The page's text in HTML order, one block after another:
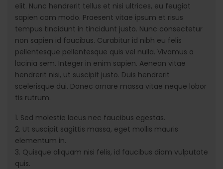
elit. Nunc hendrerit tellus et nisi ultrices, eu feugiat
sapien com modo. Praesent vitae ipsum et risus
tempus tincidunt in tincidunt justo. Nunc consectetur
non sapien id faucibus. Curabitur id nibh eu felis
pellentesque pellentesque quis vel nulla. Vivamus a
lacinia sem. Integer in enim sapien. Aenean vitae
hendrerit nisi, ut suscipit justo. Duis hendrerit
scelerisque dui. Donec ornare massa vitae neque lobor
tis rutrum.
1. Sed molestie lacus nec faucibus egestas.
2. Ut suscipit sagittis massa, eget mollis mauris
elementum in.
3. Quisque aliquam nisi felis, id faucibus diam vulputate
quis.